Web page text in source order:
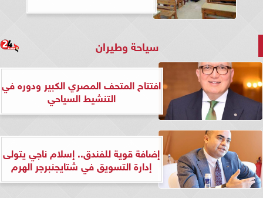
سياحة وطيران
افتتاح المتحف المصري الكبير ودوره في
التنشيط السياحي
إضافة قوية للفندق.. إسلام ناجي يتولى
إدارة التسويق في شتايجنبرجر الهرم